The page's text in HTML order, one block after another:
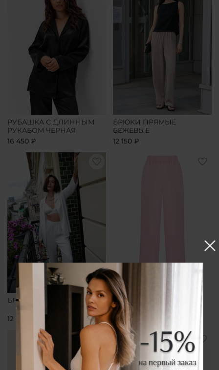
РУБАШКА С ДЛИННЫМ
РУКАВОМ ЧЕРНАЯ
16 450 ₽
БРЮКИ ПРЯМЫЕ
БЕЖЕВЫЕ
12 150 ₽
БРЮКИ ПРЯМЫЕ БЕЛЫЕ
12 150 ₽
БРЮКИ ПРЯМЫЕ
РОЗОВЫЕ
12 150 ₽